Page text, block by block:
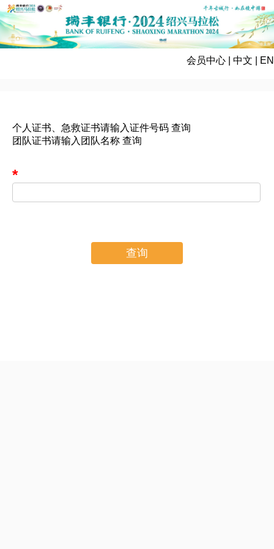
会员中心 中文 EN
个人证书、急救证书请输入证件号码 查询
团队证书请输入团队名称 查询
查询